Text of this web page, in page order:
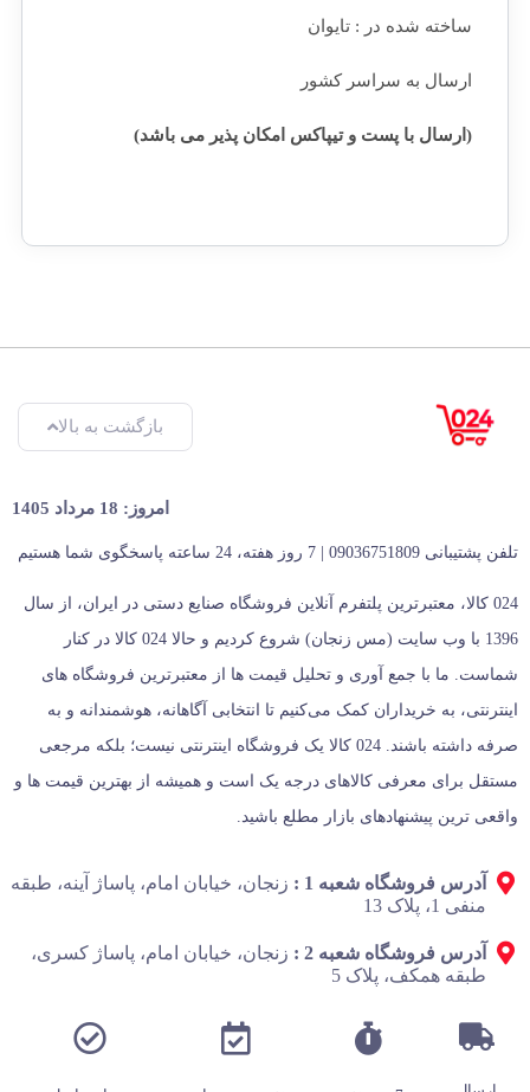
ساخته شده در : تایوان
ارسال به سراسر کشور
(ارسال با پست و تیپاکس امکان پذیر می باشد)
بازگشت به بالا
امروز: 18 مرداد 1405
تلفن پشتیبانی 09036751809 | 7 روز هفته، 24 ساعته پاسخگوی شما هستیم
024 کالا، معتبرترین پلتفرم آنلاین فروشگاه صنایع دستی در ایران، از سال
1396 با وب سایت (مس زنجان) شروع کردیم و حالا 024 کالا در کنار
شماست. ما با جمع‌ آوری و تحلیل قیمت‌ ها از معتبرترین فروشگاه‌ های
اینترنتی، به خریداران کمک می‌کنیم تا انتخابی آگاهانه، هوشمندانه و به‌
صرفه داشته باشند. 024 کالا یک فروشگاه اینترنتی نیست؛ بلکه مرجعی
مستقل برای معرفی کالاهای درجه یک است و همیشه از بهترین قیمت‌ ها و
واقعی‌ ترین پیشنهادهای بازار مطلع باشید.
آدرس فروشگاه شعبه 1 :
زنجان، خیابان امام، پاساژ آینه، طبقه
منفی 1، پلاک 13
آدرس فروشگاه شعبه 2 :
زنجان، خیابان امام، پاساژ کسری،
طبقه همکف، پلاک 5